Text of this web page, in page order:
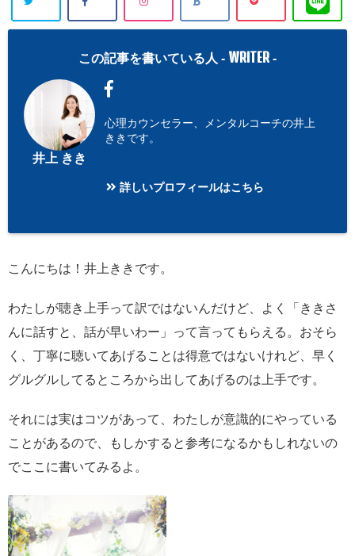
この記事を書いている人 - WRITER -
井上 きき
心理カウンセラー、メンタルコーチの井上
ききです。
詳しいプロフィールはこちら
こんにちは！井上ききです。
わたしが聴き上手って訳ではないんだけど、よく「ききさ
んに話すと、話が早いわー」って言ってもらえる。おそら
く、丁寧に聴いてあげることは得意ではないけれど、早く
グルグルしてるところから出してあげるのは上手です。
それには実はコツがあって、わたしが意識的にやっている
ことがあるので、もしかすると参考になるかもしれないの
でここに書いてみるよ。